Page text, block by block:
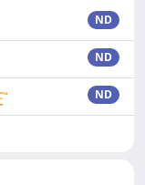
ND
ND
ND